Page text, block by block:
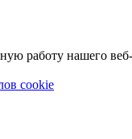
работу нашего веб-
cookie